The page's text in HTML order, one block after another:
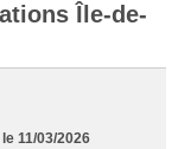
Île-de-
11/03/2026